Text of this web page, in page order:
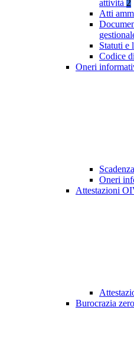
attività 2
Atti
Statuti e
Codice
Oneri
Oneri
Attestazioni
Burocrazia zero